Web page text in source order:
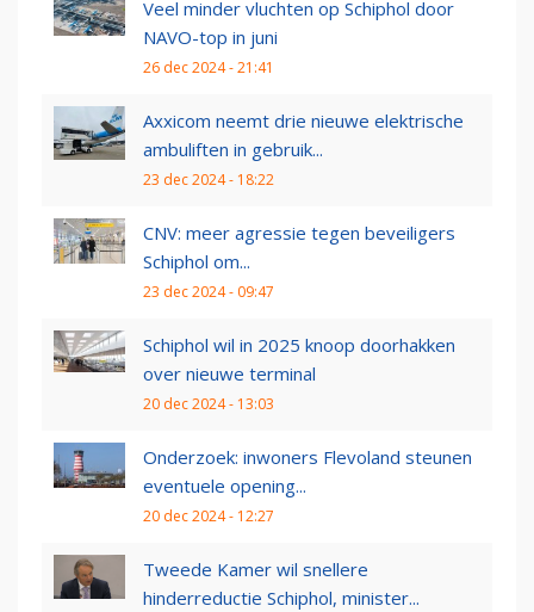
Veel minder vluchten op Schiphol door
NAVO-top in juni
26 dec 2024 - 21:41
Axxicom neemt drie nieuwe elektrische
ambuliften in gebruik...
23 dec 2024 - 18:22
CNV: meer agressie tegen beveiligers
Schiphol om...
23 dec 2024 - 09:47
Schiphol wil in 2025 knoop doorhakken
over nieuwe terminal
20 dec 2024 - 13:03
Onderzoek: inwoners Flevoland steunen
eventuele opening...
20 dec 2024 - 12:27
Tweede Kamer wil snellere
hinderreductie Schiphol, minister...